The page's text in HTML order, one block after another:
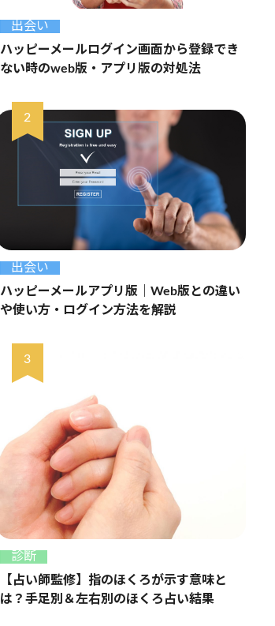
出会い
ハッピーメールログイン画面から登録でき
ない時のweb版・アプリ版の対処法
出会い
ハッピーメールアプリ版｜Web版との違い
や使い方・ログイン方法を解説
診断
【占い師監修】指のほくろが示す意味と
は？手足別＆左右別のほくろ占い結果